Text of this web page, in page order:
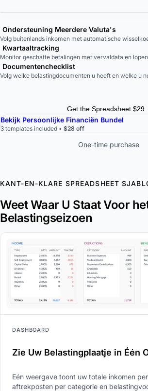
Ondersteuning Meerdere Valuta's
Volg buitenlands inkomen met automatische
Kwartaaltracking
Monitor geschatte betalingen met vervaldata en
Documentenchecklist
Volg welke belastingdocumenten u heeft en welke u
Get the Spreadsheet $29
Bekijk Persoonlijke Financiën Bundel
3 templates included • $28 off
One-time purchase
KANT-EN-KLARE SPREADSHEET
Weet Waar U Staat Voor
Belastingseizoen
DASHBOARD
Zie Uw Belastingplaatje in Één
Eén weergave toont uw totale inkomen
aftrekposten per categorie en